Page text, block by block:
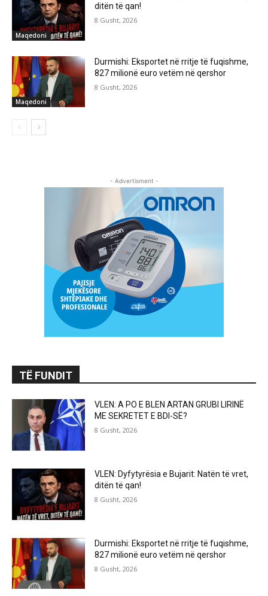
Maqedoni
ditën të qan!
8 Gusht, 2026
Maqedoni
Durmishi: Eksportet në rritje të fuqishme,
827 milionë euro vetëm në qershor
8 Gusht, 2026
- Advertisment -
TË FUNDIT
VLEN: A PO E BLEN ARTAN GRUBI LIRINË
ME SEKRETET E BDI-SË?
8 Gusht, 2026
VLEN: Dyfytyrësia e Bujarit: Natën të vret,
ditën të qan!
8 Gusht, 2026
Durmishi: Eksportet në rritje të fuqishme,
827 milionë euro vetëm në qershor
8 Gusht, 2026